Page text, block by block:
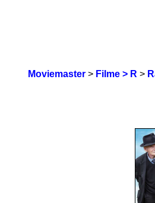
Moviemaster> Filme > R >